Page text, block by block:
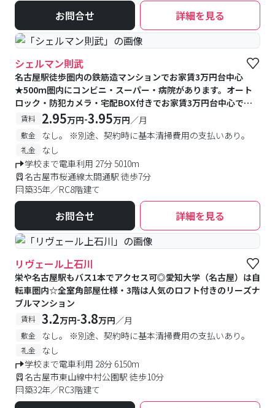
お問合せ 詳細を見る
シェルマン則武
名古屋駅徒歩圏内の鉄筋造マンションでお家賃3万円台中心
★500ｍ圏内にコンビニ・スーパー・病院があります。オート
ロック・防犯カメラ・宅配BOX付きでお家賃3万円台中心でお
ススメです。
賃料 2.95万円-3.95万円／月
敷金 なし。 ※別途、契約時に基本清掃費用の支払いあり。
礼金
なし
学校まで電車利用 27分 5010m
名古屋市桜通線太閤通駅 徒歩7分
築35年／RC8階建て
お問合せ 詳細を見る
リヴェール上石川
栄や名古屋駅もバス1本でアクセス可◎愛知大学（名古屋）は自
転車圏内☆全室角部屋仕様・3階は人気のロフト付きのリーズナ
ブルマンション
賃料 3.2万円-3.8万円／月
敷金 なし。 ※別途、契約時に基本清掃費用の支払いあり。
礼金
なし
学校まで電車利用 28分 6150m
名古屋市東山線中村公園駅 徒歩10分
築32年／RC3階建て